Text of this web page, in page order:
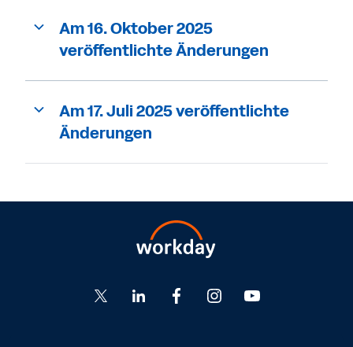
Am 16. Oktober 2025
veröffentlichte Änderungen
Am 17. Juli 2025 veröffentlichte
Änderungen